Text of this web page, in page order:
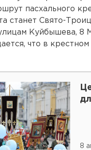
пасхального
станет Свято-
Куйбышева, 8
что в
8